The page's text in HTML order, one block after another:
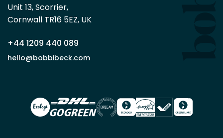
minimum
en
partenaire
commercial
Demander
un compte
Unit 13, Scorrier,
Cornwall TR16 5EZ, UK
+44 1209 440 089
hello@bobbibeck.com